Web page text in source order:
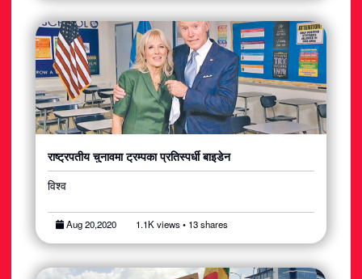
राष्ट्रपतीय चुनावमा ट्रम्पका प्रतिस्पर्धी बाइडेन
विश्व
Aug 20,2020 1.1K views • 13 shares